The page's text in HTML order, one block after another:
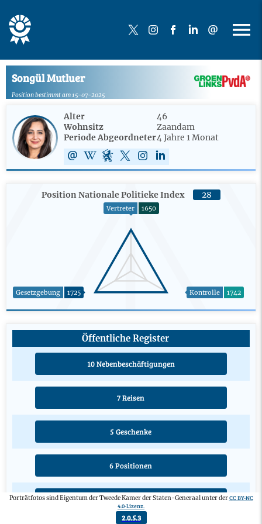
Songül Mutluer
Position bestimmt am 15-07-2025
Alter
46
Wohnsitz
Zaandam
Periode Abgeordneter4 Jahre 1 Monat
Position Nationale Politieke Index 28
Gesetzgebung 1725
Vertreter 1650
Kontrolle 1742
Öffentliche Register
10 Nebenbeschäftigungen
7 Reisen
5 Geschenke
6 Positionen
4 Ausbildungen
Porträtfotos sind Eigentum der Tweede Kamer der Staten-Generaal unter derCC BY-NC
4.0-Lizenz.
2.0.5.3